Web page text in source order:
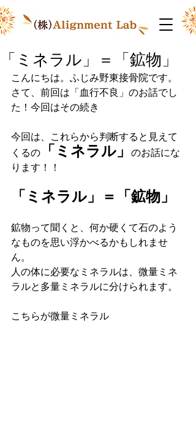
「ミネラル」＝「鉱物」
こんにちは。ふじみ野東接骨院です。
さて、前回は「血行不良」のお話でし
た！今回はその続き
今回は、これらから判断すると見えて
くるの
「ミネラル」
のお話にな
ります！！
「ミネラル」＝「鉱物」
鉱物って聞くと、何か硬くて石のよう
なものを思い浮かべるかもしれませ
ん。
人の体に必要なミネラルは、微量ミネ
ラルと多量ミネラルに分けられます。
こちらが微量ミネラル